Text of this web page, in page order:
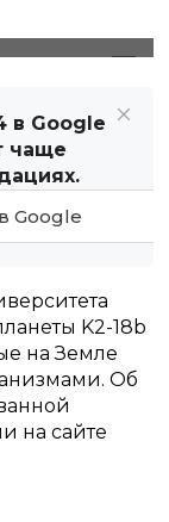
в Google
чаще
Google
K2-18b
на Земле
Об
на сайте